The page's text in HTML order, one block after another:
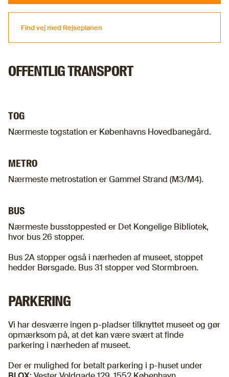
Find vej med Rejseplanen
OFFENTLIG TRANSPORT
TOG
Nærmeste togstation er Københavns Hovedbanegård.
METRO
Nærmeste metrostation er Gammel Strand (M3/M4).
BUS
Nærmeste busstoppested er Det Kongelige Bibliotek,
hvor bus 26 stopper.
Bus 2A stopper også i nærheden af museet, stoppet
hedder Børsgade. Bus 31 stopper ved Stormbroen.
PARKERING
Vi har desværre ingen p-pladser tilknyttet museet og gør
opmærksom på, at det kan være svært at finde
parkering i nærheden af museet.
Der er mulighed for betalt parkering i p-huset under